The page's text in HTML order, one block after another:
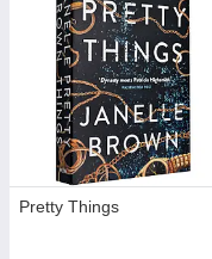
Pretty Things